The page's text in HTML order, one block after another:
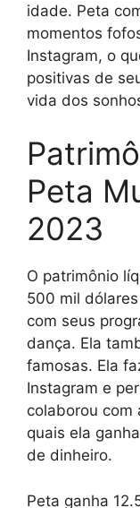
idade. Peta
momentos
Instagram, o
positivas de
vida dos
Peta
2023
O patrimônio
500 mil
com seus
dança. Ela
famosas. Ela
Instagram e
colaborou com
quais ela
de dinheiro.
Peta ganha